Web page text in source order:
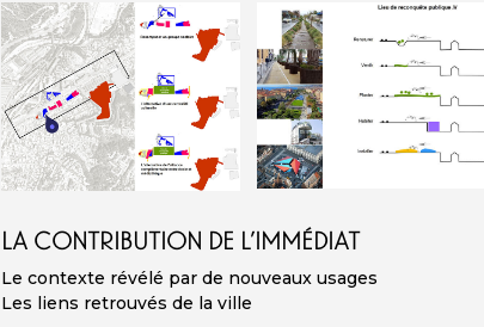
LA CONTRIBUTION DE L’IMMÉDIAT
Le contexte révélé par de nouveaux usages
Les liens retrouvés de la ville